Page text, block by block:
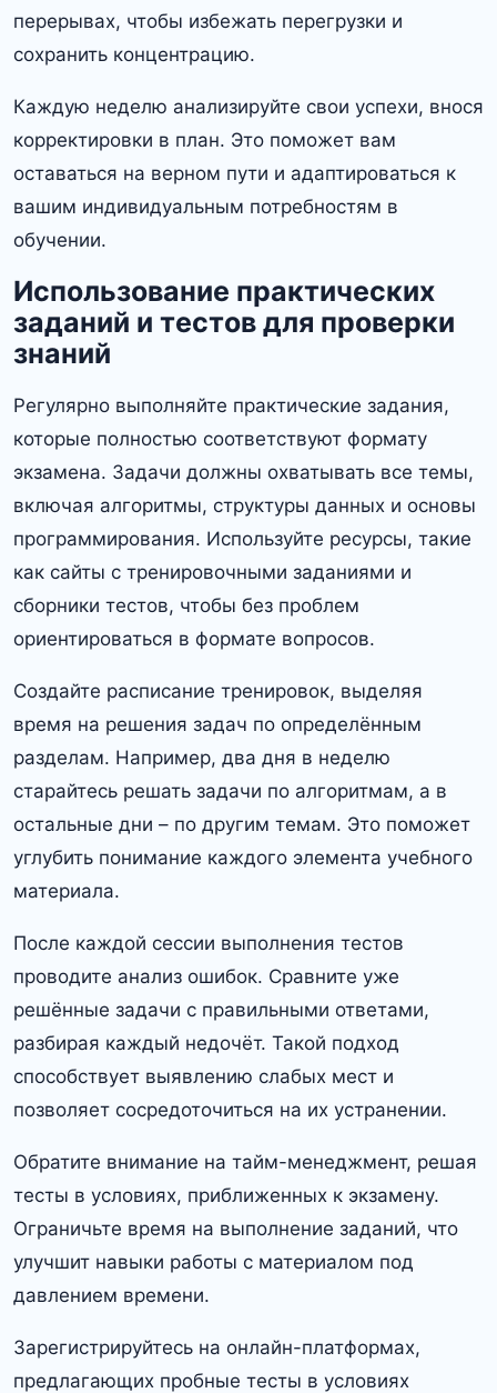
перерывах, чтобы избежать перегрузки и
сохранить концентрацию.
Каждую неделю анализируйте свои успехи, внося
корректировки в план. Это поможет вам
оставаться на верном пути и адаптироваться к
вашим индивидуальным потребностям в
обучении.
Использование практических
заданий и тестов для проверки
знаний
Регулярно выполняйте практические задания,
которые полностью соответствуют формату
экзамена. Задачи должны охватывать все темы,
включая алгоритмы, структуры данных и основы
программирования. Используйте ресурсы, такие
как сайты с тренировочными заданиями и
сборники тестов, чтобы без проблем
ориентироваться в формате вопросов.
Создайте расписание тренировок, выделяя
время на решения задач по определённым
разделам. Например, два дня в неделю
старайтесь решать задачи по алгоритмам, а в
остальные дни – по другим темам. Это поможет
углубить понимание каждого элемента учебного
материала.
После каждой сессии выполнения тестов
проводите анализ ошибок. Сравните уже
решённые задачи с правильными ответами,
разбирая каждый недочёт. Такой подход
способствует выявлению слабых мест и
позволяет сосредоточиться на их устранении.
Обратите внимание на тайм-менеджмент, решая
тесты в условиях, приближенных к экзамену.
Ограничьте время на выполнение заданий, что
улучшит навыки работы с материалом под
давлением времени.
Зарегистрируйтесь на онлайн-платформах,
предлагающих пробные тесты в условиях